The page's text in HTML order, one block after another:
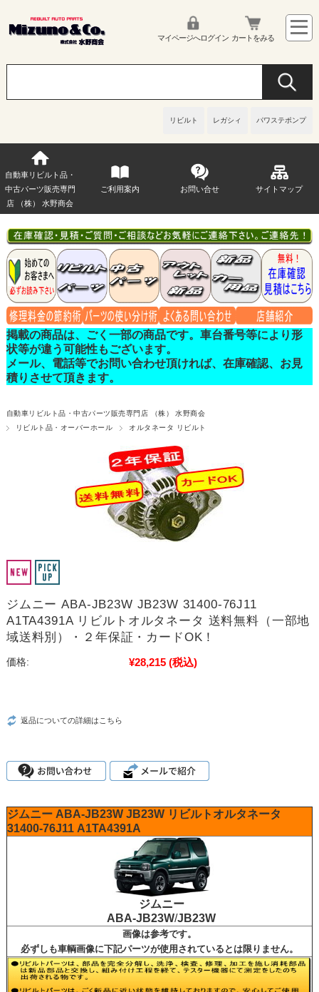
リビルト レガシィ パワステポンプ
マイページへログイン カートをみる
自動車リビルト品・
中古パーツ販売専門
店 （株） 水野商会
ご利用案内 お問い合せ サイトマップ
掲載の商品は、ごく一部の商品です。車台番号等により形
状等が違う可能性もございます。
メール、電話等でお問い合わせ頂ければ、在庫確認、お見
積りさせて頂きます。
自動車リビルト品・中古パーツ販売専門店 （株） 水野商会
リビルト品・オーバーホール
オルタネータ リビルト
ジムニー ABA-JB23W JB23W 31400-76J11
A1TA4391A リビルトオルタネータ 送料無料（一部地
域送料別）・２年保証・カードOK！
価格: ¥28,215 (税込)
返品についての詳細はこちら
ジムニー ABA-JB23W JB23W リビルトオルタネータ
31400-76J11 A1TA4391A
ジムニー
ABA-JB23W/JB23W
画像は参考です。
必ずしも車輌画像に下記パーツが使用されているとは限りません。